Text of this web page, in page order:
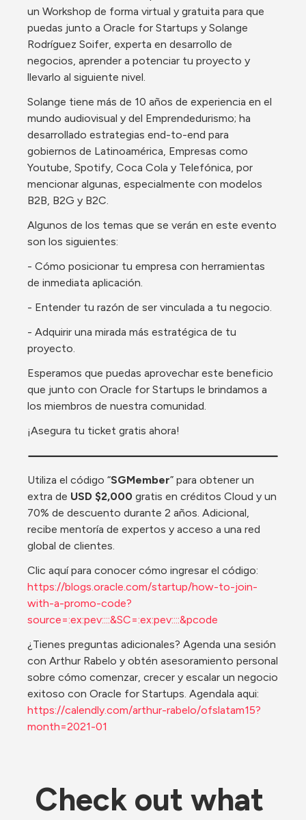
un Workshop de forma virtual y gratuita para que
puedas junto a Oracle for Startups y Solange
Rodríguez Soifer, experta en desarrollo de
negocios, aprender a potenciar tu proyecto y
llevarlo al siguiente nivel.
Solange tiene más de 10 años de experiencia en el
mundo audiovisual y del Emprendedurismo; ha
desarrollado estrategias end-to-end para
gobiernos de Latinoamérica, Empresas como
Youtube, Spotify, Coca Cola y Telefónica, por
mencionar algunas, especialmente con modelos
B2B, B2G y B2C.
Algunos de los temas que se verán en este evento
son los siguientes:
- Cómo posicionar tu empresa con herramientas
de inmediata aplicación.
- Entender tu razón de ser vinculada a tu negocio.
- Adquirir una mirada más estratégica de tu
proyecto.
Esperamos que puedas aprovechar este beneficio
que junto con Oracle for Startups le brindamos a
los miembros de nuestra comunidad.
¡Asegura tu ticket gratis ahora!
Utiliza el código “SGMember” para obtener un
extra de USD $2,000 gratis en créditos Cloud y un
70% de descuento durante 2 años. Adicional,
recibe mentoría de expertos y acceso a una red
global de clientes.
https://blogs.oracle.com/startup/how-to-join-
with-a-promo-code?
source=:ex:pev::::&SC=:ex:pev::::&pcode
¿Tienes preguntas adicionales? Agenda una sesión
con Arthur Rabelo y obtén asesoramiento personal
sobre cómo comenzar, crecer y escalar un negocio
https://calendly.com/arthur-rabelo/ofslatam15?
month=2021-01
Check out what